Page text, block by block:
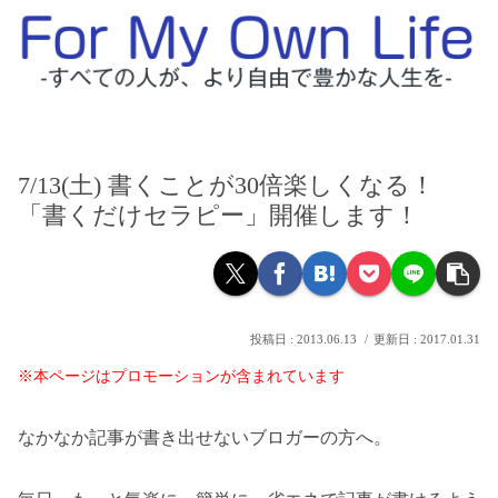
7/13(土) 書くことが30倍楽しくなる！
「書くだけセラピー」開催します！
2013.06.13 2017.01.31
※本ページはプロモーションが含まれています
なかなか記事が書き出せないブロガーの方へ。